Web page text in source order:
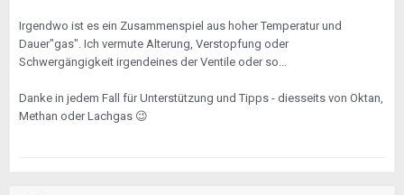
Irgendwo ist es ein Zusammenspiel aus hoher Temperatur und
Dauer"gas". Ich vermute Alterung, Verstopfung oder
Schwergängigkeit irgendeines der Ventile oder so...
Danke in jedem Fall für Unterstützung und Tipps - diesseits von Oktan,
Methan oder Lachgas 😉